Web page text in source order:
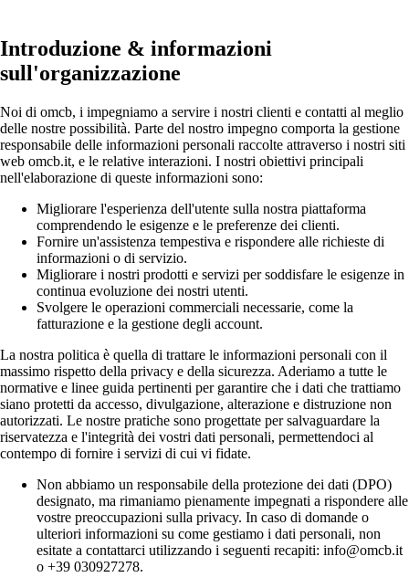
Introduzione & informazioni
sull'organizzazione
Noi di omcb, i impegniamo a servire i nostri clienti e contatti al meglio
delle nostre possibilità. Parte del nostro impegno comporta la gestione
responsabile delle informazioni personali raccolte attraverso i nostri siti
web omcb.it, e le relative interazioni. I nostri obiettivi principali
nell'elaborazione di queste informazioni sono:
Migliorare l'esperienza dell'utente sulla nostra piattaforma
comprendendo le esigenze e le preferenze dei clienti.
Fornire un'assistenza tempestiva e rispondere alle richieste di
informazioni o di servizio.
Migliorare i nostri prodotti e servizi per soddisfare le esigenze in
continua evoluzione dei nostri utenti.
Svolgere le operazioni commerciali necessarie, come la
fatturazione e la gestione degli account.
La nostra politica è quella di trattare le informazioni personali con il
massimo rispetto della privacy e della sicurezza. Aderiamo a tutte le
normative e linee guida pertinenti per garantire che i dati che trattiamo
siano protetti da accesso, divulgazione, alterazione e distruzione non
autorizzati. Le nostre pratiche sono progettate per salvaguardare la
riservatezza e l'integrità dei vostri dati personali, permettendoci al
contempo di fornire i servizi di cui vi fidate.
Non abbiamo un responsabile della protezione dei dati (DPO)
designato, ma rimaniamo pienamente impegnati a rispondere alle
vostre preoccupazioni sulla privacy. In caso di domande o
ulteriori informazioni su come gestiamo i dati personali, non
esitate a contattarci utilizzando i seguenti recapiti: info@omcb.it
o +39 030927278.